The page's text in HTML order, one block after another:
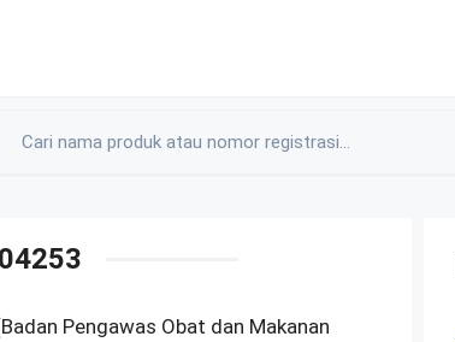
Pengawas Obat dan Makanan